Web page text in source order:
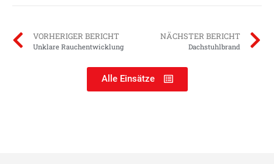
VORHERIGER BERICHT
Unklare Rauchentwicklung
NÄCHSTER BERICHT
Dachstuhlbrand
Alle Einsätze